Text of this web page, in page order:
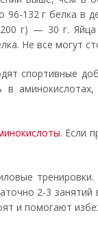
96-132 г белка в
г) — 30 г.
Не все могут
спортивные
в
. Если
2-3
и помогают